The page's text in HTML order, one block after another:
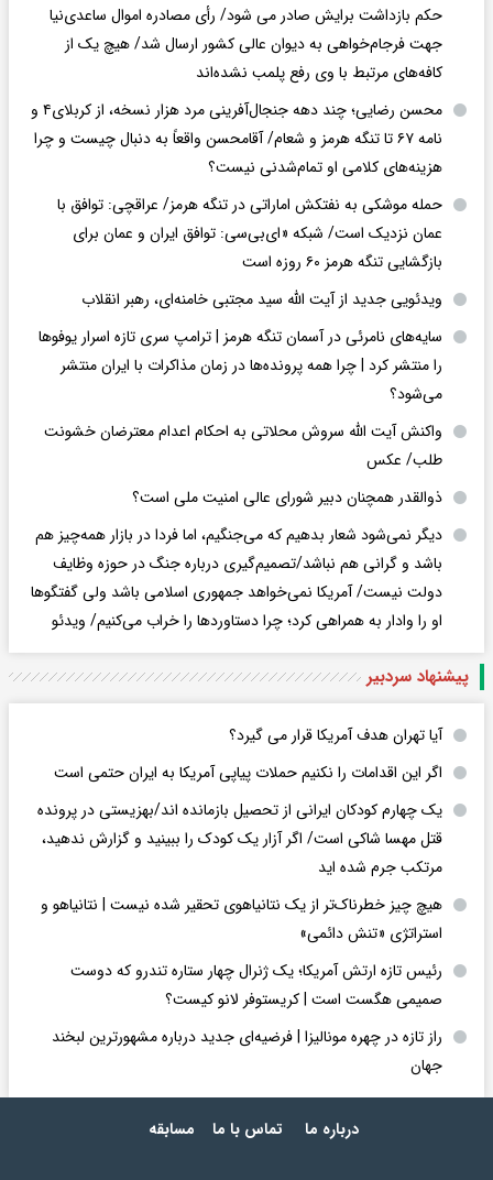
حکم بازداشت برایش صادر می شود/ رأی مصادره اموال ساعدی‌نیا
جهت فرجام‌خواهی به دیوان عالی کشور ارسال شد/ هیچ یک از
کافه‌های مرتبط با وی رفع پلمب نشده‌اند
محسن رضایی؛ چند دهه جنجال‌آفرینی مرد هزار نسخه، از کربلای۴ و
نامه ۶۷ تا تنگه هرمز و شعام/ آقا‌محسن واقعاً به دنبال چیست و چرا
هزینه‌های کلامی او تمام‌شدنی نیست؟
حمله موشکی به نفتکش اماراتی در تنگه هرمز/ عراقچی: توافق با
عمان نزدیک است/ شبکه «ای‌بی‌سی: توافق ایران و عمان برای
بازگشایی تنگه هرمز ۶۰ روزه است
ویدئویی جدید از آیت الله سید مجتبی خامنه‌ای، رهبر انقلاب
سایه‌های نامرئی در آسمان تنگه هرمز | ترامپ سری تازه اسرار یوفوها
را منتشر کرد | چرا همه پرونده‌ها در زمان مذاکرات با ایران منتشر
می‌شود؟
واکنش آیت الله سروش محلاتی به احکام اعدام معترضان خشونت
طلب/ عکس
ذوالقدر همچنان دبیر شورای ‌عالی امنیت ملی است؟
دیگر نمی‌شود شعار بدهیم که می‌جنگیم، اما فردا در بازار همه‌چیز هم
باشد و گرانی هم نباشد/تصمیم‌گیری درباره جنگ در حوزه وظایف
دولت نیست/ آمریکا نمی‌خواهد جمهوری اسلامی باشد ولی گفتگوها
او را وادار به همراهی کرد؛ چرا دستاوردها را خراب می‌کنیم/ ویدئو
پیشنهاد سردبیر
آیا تهران هدف آمریکا قرار می گیرد؟
اگر این اقدامات را نکنیم حملات پیاپی آمریکا به ایران حتمی است
یک چهارم کودکان ایرانی از تحصیل بازمانده اند/بهزیستی در پرونده
قتل مهسا شاکی است/ اگر آزار یک کودک را ببینید و گزارش ندهید،
مرتکب جرم شده اید
هیچ چیز خطرناک‌تر از یک نتانیاهوی تحقیر شده نیست | نتانیاهو و
استراتژی «تنش دائمی»
رئیس تازه ارتش آمریکا؛ یک ژنرال چهار ستاره تندرو که دوست
صمیمی هگست است | کریستوفر لانو کیست؟
راز تازه در چهره مونالیزا | فرضیه‌ای جدید درباره مشهورترین لبخند
جهان
درباره ما تماس با ما مسابقه